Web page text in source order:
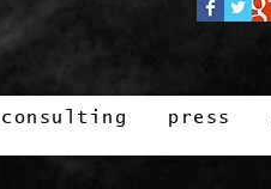
consulting press
consulting press